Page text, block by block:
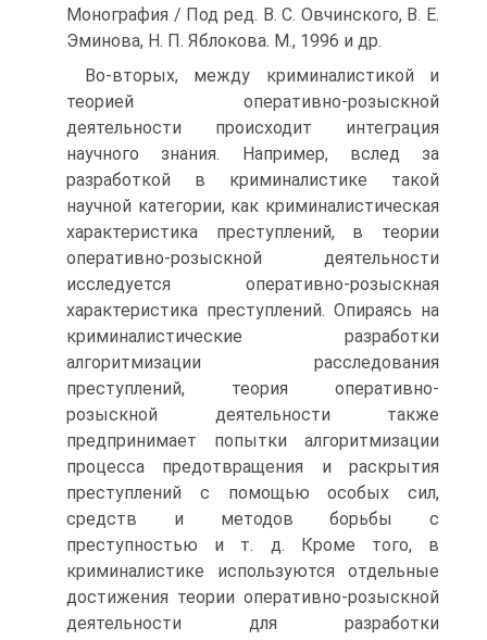
Монография / Под ред. В. С. Овчинского, В. Е.
Эминова, Н. П. Яблокова. М., 1996 и др.
Во-вторых, между криминалистикой и
теорией оперативно-розыскной
деятельности происходит интеграция
научного знания. Например, вслед за
разработкой в криминалистике такой
научной категории, как криминалистическая
характеристика преступлений, в теории
оперативно-розыскной деятельности
исследуется оперативно-розыскная
характеристика преступлений. Опираясь на
криминалистические разработки
алгоритмизации расследования
преступлений, теория оперативно-
розыскной деятельности также
предпринимает попытки алгоритмизации
процесса предотвращения и раскрытия
преступлений с помощью особых сил,
средств и методов борьбы с
преступностью и т. д. Кроме того, в
криминалистике используются отдельные
достижения теории оперативно-розыскной
деятельности для разработки